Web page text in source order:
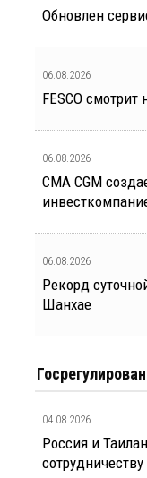
Обновлен
06.08.2026
FESCO
06.08.2026
CMA CGM
06.08.2026
Рекорд
Шанхае
04.08.2026
Россия и